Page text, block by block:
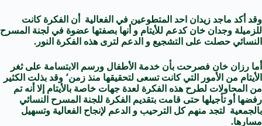
وقد أكد ماجد زيدان احد المتطوعين في الفعالية أن الفكرة كانت
للزميلة وجدان خان كدعم للأيتام و أنها بصفتها عضوة في لجنة المسرح
النسائي حصلت على التشجيع و الدعم لترى هذه الفكرة النور.
أما رزان خان فصرحت بأن خدمة الأطفال ورسم الابتسامة على ثغر
الأيتام من الأمور التي كانت تسعى لتحقيقها منذ زمن٬ وقد بذلت الكثير
من المحاولات لطرح هذه الفكرة لعدة جهات خاصة بالأيتام إلا أنه تم
رفضها أو تأجيلها حتى قامت بتقديم الفكرة للجنة المسرح النسائي
بالجمعية لتجد منهم كل الترحيب و الدعم لإنجاح الفعالية وتسهيل
مسارها.